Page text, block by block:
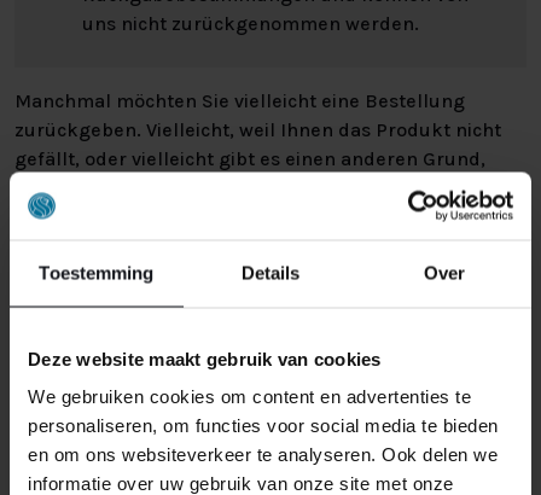
Toestemming Details Over
Deze website maakt gebruik van cookies
We gebruiken cookies om content en advertenties te
personaliseren, om functies voor social media te bieden
en om ons websiteverkeer te analyseren. Ook delen we
informatie over uw gebruik van onze site met onze
uns nicht zurückgenommen werden.
Manchmal möchten Sie vielleicht eine Bestellung
zurückgeben. Vielleicht, weil Ihnen das Produkt nicht
gefällt, oder vielleicht gibt es einen anderen Grund,
warum Sie die Bestellung nicht wünschen. In jedem Fall
haben Sie das Recht, Ihre Bestellung bis zu14 Tage
Bitte behandeln Sie das Produkt sorgfältig und
vergewissern Sie sich, dass es richtig verpackt ist, wenn
ist oder die Verpackung mehr als nötig beschädigt ist,
können wir Ihnen diese Wertminderung des Produkts
in Rechnung stellen.